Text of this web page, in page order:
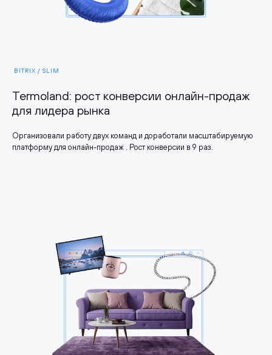
BITRIX / SLIM
Termoland: рост конверсии онлайн-продаж
для лидера рынка
Организовали работу двух команд и доработали масштабируемую
платформу для онлайн-продаж . Рост конверсии в 9 раз.